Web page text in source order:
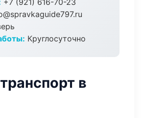
+7 (921) 616-70-23
Круглосуточно
в